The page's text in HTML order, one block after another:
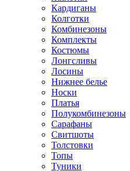
Кардиганы
Колготки
Комбинезоны
Комплекты
Костюмы
Лонгсливы
Лосины
Нижнее белье
Носки
Платья
Полукомбинезоны
Сарафаны
Свитшоты
Толстовки
Топы
Туники